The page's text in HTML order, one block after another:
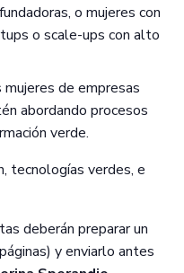
o mujeres con
o scale-ups con alto
de empresas
abordando procesos
verde.
tecnologías verdes, e
deberán preparar un
y enviarlo antes